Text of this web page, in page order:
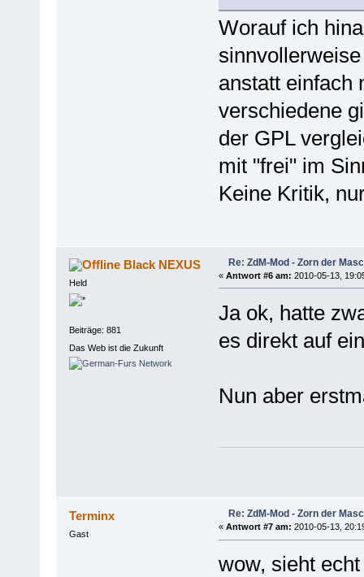
Worauf ich
anstatt einfach
verschiedene
der GPL
mit "frei" im
Keine Kritik,
Black NEXUS
Held
Beiträge: 881
Das Web ist die Zukunft
Re: ZdM-Mod - Zorn der
« Antwort #6 am: 2010-05-13,
Ja ok, hatte
es direkt auf
Nun aber
Terminx
Gast
Re: ZdM-Mod - Zorn der
« Antwort #7 am: 2010-05-13,
wow, sieht